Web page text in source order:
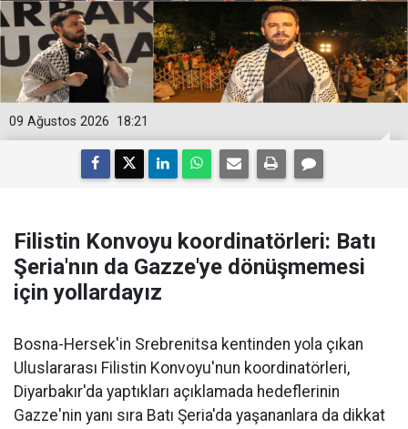
18:21
09 Ağustos 2026
Filistin Konvoyu koordinatörleri: Batı
Şeria'nın da Gazze'ye dönüşmemesi
için yollardayız
Bosna-Hersek'in Srebrenitsa kentinden yola çıkan
Uluslararası Filistin Konvoyu'nun koordinatörleri,
Diyarbakır'da yaptıkları açıklamada hedeflerinin
Gazze'nin yanı sıra Batı Şeria'da yaşananlara da dikkat